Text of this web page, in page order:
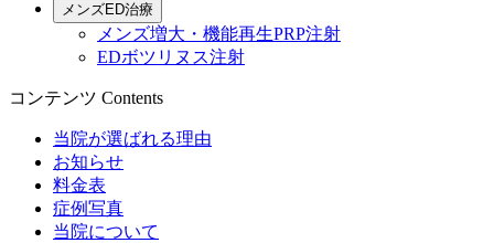
メンズED治療
メンズ増大・機能再生PRP注射
EDボツリヌス注射
コンテンツ Contents
当院が選ばれる理由
お知らせ
料金表
症例写真
当院について